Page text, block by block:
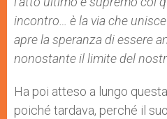
incontro… è la via che
apre la speranza di essere
nonostante il limite del
Ha poi atteso a lungo
poiché tardava, perché il